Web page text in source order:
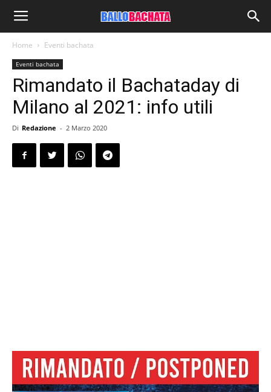
Home Eventi bachata
Eventi bachata
Rimandato il Bachataday di
Milano al 2021: info utili
Di Redazione - 2 Marzo 2020